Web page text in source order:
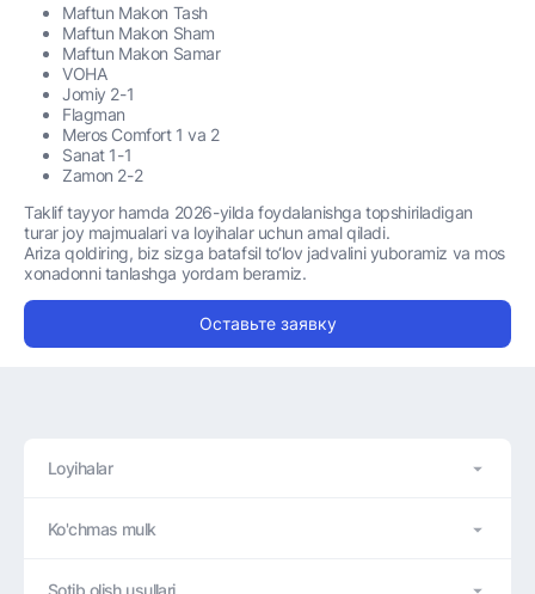
Maftun Makon Tash
Maftun Makon Sham
Maftun Makon Samar
VOHA
Jomiy 2-1
Flagman
Meros Comfort 1 va 2
Sanat 1-1
Zamon 2-2
Taklif tayyor hamda 2026-yilda foydalanishga topshiriladigan
turar joy majmualari va loyihalar uchun amal qiladi.
Ariza qoldiring, biz sizga batafsil to‘lov jadvalini yuboramiz va mos
xonadonni tanlashga yordam beramiz.
Оставьте заявку
Loyihalar
Ko'chmas mulk
Sotib olish usullari